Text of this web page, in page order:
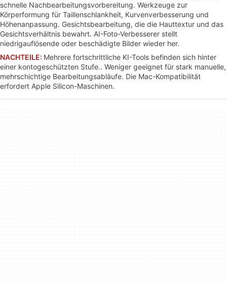
schnelle Nachbearbeitungsvorbereitung. Werkzeuge zur
Körperformung für Taillenschlankheit, Kurvenverbesserung und
Höhenanpassung. Gesichtsbearbeitung, die die Hauttextur und das
Gesichtsverhältnis bewahrt. AI-Foto-Verbesserer stellt
niedrigauflösende oder beschädigte Bilder wieder her.
NACHTEILE: Mehrere fortschrittliche KI-Tools befinden sich hinter
einer kontogeschützten Stufe.. Weniger geeignet für stark manuelle,
mehrschichtige Bearbeitungsabläufe. Die Mac-Kompatibilität
erfordert Apple Silicon-Maschinen.